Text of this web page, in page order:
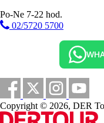
Po-Ne 7-22 hod.
02/5720 5700
Copyright © 2026, DER